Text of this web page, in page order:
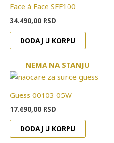
Face à Face SFF100
34.490,00 RSD
DODAJ U KORPU
NEMA NA STANJU
Guess 00103 05W
17.690,00 RSD
DODAJ U KORPU